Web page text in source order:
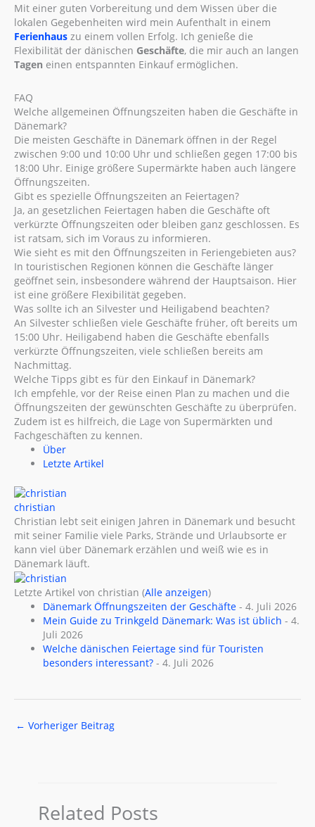
Mit einer guten Vorbereitung und dem Wissen über die
lokalen Gegebenheiten wird mein Aufenthalt in einem
Ferienhaus zu einem vollen Erfolg. Ich genieße die
Flexibilität der dänischen Geschäfte, die mir auch an langen
Tagen einen entspannten Einkauf ermöglichen.
FAQ
Welche allgemeinen Öffnungszeiten haben die Geschäfte in
Dänemark?
Die meisten Geschäfte in Dänemark öffnen in der Regel
zwischen 9:00 und 10:00 Uhr und schließen gegen 17:00 bis
18:00 Uhr. Einige größere Supermärkte haben auch längere
Öffnungszeiten.
Gibt es spezielle Öffnungszeiten an Feiertagen?
Ja, an gesetzlichen Feiertagen haben die Geschäfte oft
verkürzte Öffnungszeiten oder bleiben ganz geschlossen. Es
ist ratsam, sich im Voraus zu informieren.
Wie sieht es mit den Öffnungszeiten in Feriengebieten aus?
In touristischen Regionen können die Geschäfte länger
geöffnet sein, insbesondere während der Hauptsaison. Hier
ist eine größere Flexibilität gegeben.
Was sollte ich an Silvester und Heiligabend beachten?
An Silvester schließen viele Geschäfte früher, oft bereits um
15:00 Uhr. Heiligabend haben die Geschäfte ebenfalls
verkürzte Öffnungszeiten, viele schließen bereits am
Nachmittag.
Welche Tipps gibt es für den Einkauf in Dänemark?
Ich empfehle, vor der Reise einen Plan zu machen und die
Öffnungszeiten der gewünschten Geschäfte zu überprüfen.
Zudem ist es hilfreich, die Lage von Supermärkten und
Fachgeschäften zu kennen.
Über
Letzte Artikel
christian
Christian lebt seit einigen Jahren in Dänemark und besucht
mit seiner Familie viele Parks, Strände und Urlaubsorte er
kann viel über Dänemark erzählen und weiß wie es in
Dänemark läuft.
Letzte Artikel von christian (Alle anzeigen)
Dänemark Öffnungszeiten der Geschäfte - 4. Juli 2026
Mein Guide zu Trinkgeld Dänemark: Was ist üblich - 4.
Juli 2026
Welche dänischen Feiertage sind für Touristen
besonders interessant? - 4. Juli 2026
← Vorheriger Beitrag
Related Posts